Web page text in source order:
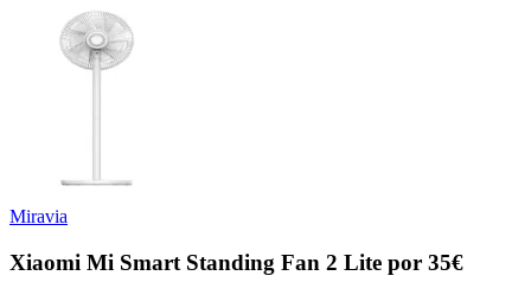
Miravia
Xiaomi Mi Smart Standing Fan 2 Lite por 35€